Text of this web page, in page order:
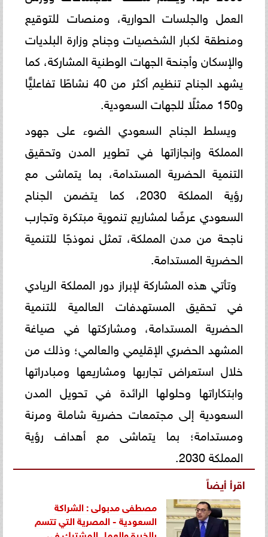
العمل والجلسات الحوارية، ومنصات للتوقيع
ومنطقة لكبار الشخصيات وجناح وزارة البلديات
والإسكان وأجنحة الجهات الوطنية المشاركة، كما
يشهد الجناح تنظيم أكثر من 40 نشاطًا تفاعليًّا
و150 ممثلًا للجهات السعودية.
ويسلط الجناح السعودي الضوء على جهود
المملكة وإنجازاتها في تطوير المدن وتحقيق
التنمية الحضرية المستدامة، بما يتماشى مع
رؤية المملكة 2030، كما يتضمن الجناح
السعودي عرضًا لمشاريع تنموية مبتكرة وتجارب
ناجحة من مدن المملكة، تمثل نموذجًا للتنمية
الحضرية المستدامة.
وتأتي هذه المشاركة لإبراز دور المملكة الريادي
في تحقيق المستهدفات العالمية للتنمية
الحضرية المستدامة، ومشاركتها في صياغة
المشهد الحضري الإقليمي والعالمي؛ وذلك من
خلال استعراض تجاربها ومشاريعها ومبادراتها
وابتكاراتها وحلولها الرائدة في تحويل المدن
السعودية إلى مجتمعات حضرية شاملة ومرنة
ومستدامة؛ بما يتماشى مع أهداف رؤية
المملكة 2030.
اقرأ أيضاً
مصطفى مدبولى : الشراكة
السعودية - المصرية التي تتسم
بالخبرة والعمل المشترك في